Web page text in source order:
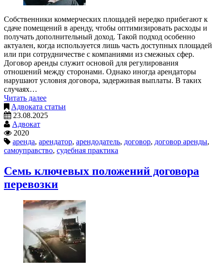
Собственники коммерческих площадей нередко прибегают к
сдаче помещений в аренду, чтобы оптимизировать расходы и
получать дополнительный доход. Такой подход особенно
актуален, когда используется лишь часть доступных площадей
или при сотрудничестве с компаниями из смежных сфер.
Договор аренды служит основой для регулирования
отношений между сторонами. Однако иногда арендаторы
нарушают условия договора, задерживая выплаты. В таких
случаях…
Читать далее
Адвоката статьи
23.08.2025
Адвокат
2020
аренда, арендатор, арендодатель, договор, договор аренды,
самоуправство, судебная практика
Семь ключевых положений договора
перевозки